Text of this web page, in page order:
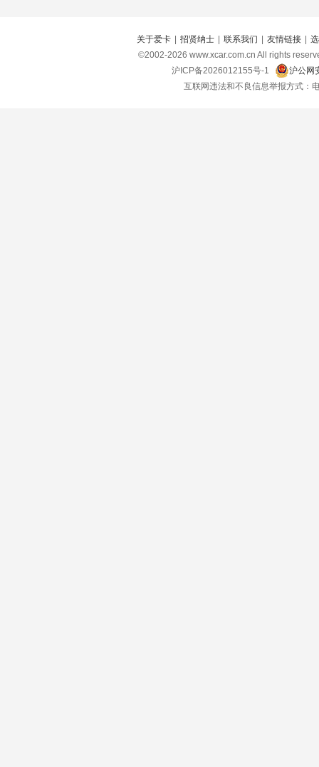
关于爱卡 招贤纳士 联系我们 友情链接
©2002-2026 www.xcar.com.cn All rights
沪ICP备2026012155号-1
沪公网
互联网违法和不良信息举报方式：